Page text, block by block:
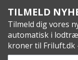
TILMELD
Tilmeld dig vores
automatisk i
kroner til Friluft.dk